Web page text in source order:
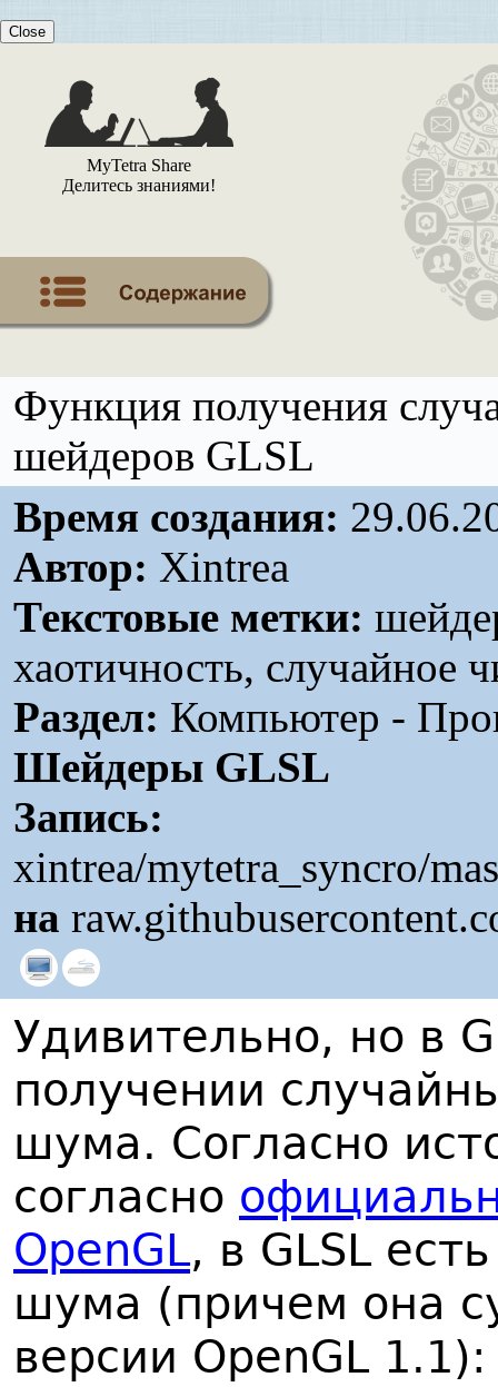
Close
MyTetra Share
Делитесь знаниями!
Функция получения
шейдеров GLSL
Время создания:
Автор: Xintrea
Текстовые метки:
хаотичность, случайное
Раздел: Компьютер -
Шейдеры GLSL
Запись:
xintrea/mytetra_syncro/
на
Удивительно, но в
получении
шума. Согласно
согласно
OpenGL, в GLSL
шума (причем она
версии OpenGL 1.1):